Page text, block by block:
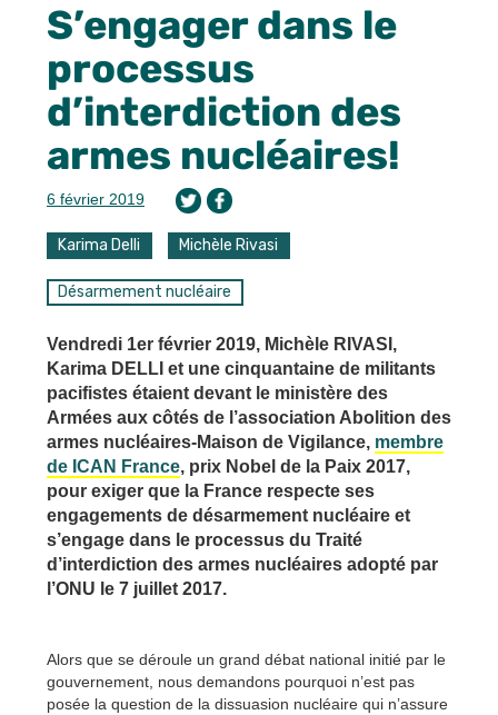
S’engager dans le
processus
d’interdiction des
armes nucléaires!
6 février 2019
Karima Delli Michèle Rivasi
Désarmement nucléaire
Vendredi 1er février 2019, Michèle RIVASI,
Karima DELLI et une cinquantaine de militants
pacifistes étaient devant le ministère des
Armées aux côtés de l’association Abolition des
armes nucléaires-Maison de Vigilance, membre
de ICAN France, prix Nobel de la Paix 2017,
pour exiger que la France respecte ses
engagements de désarmement nucléaire et
s’engage dans le processus du Traité
d’interdiction des armes nucléaires adopté par
l’ONU le 7 juillet 2017.
Alors que se déroule un grand débat national initié par le
gouvernement, nous demandons pourquoi n’est pas
posée la question de la dissuasion nucléaire qui n’assure